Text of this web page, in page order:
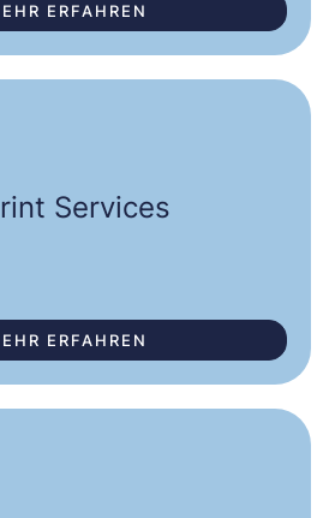
ERFAHREN
Services
ERFAHREN